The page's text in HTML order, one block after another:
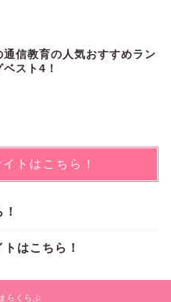
通信教育の人気おすすめラン
ベスト4！
トはこちら！
はこちら！
らくらぶ